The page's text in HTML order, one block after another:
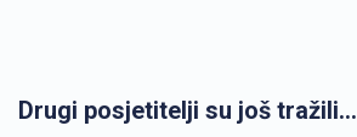
Drugi posjetitelji su još tražili...